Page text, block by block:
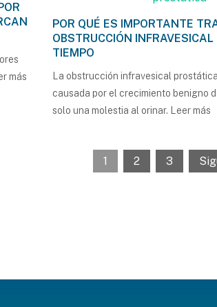
más
POR QUÉ ES IMPORTANTE
OBSTRUCCIÓN
TIEMPO
La obstrucción infravesical
causada por el crecimiento benigno
solo una molestia al orinar. Leer más
1 2 3